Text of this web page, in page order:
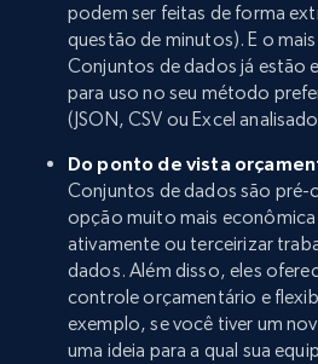
podem ser feitas de forma
questão de minutos). E o
Conjuntos de dados já estão
para uso no seu método
(JSON, CSV ou Excel
Do ponto de vista
Conjuntos de dados são pré-
opção muito mais
ativamente ou terceirizar
dados. Além disso, eles
controle orçamentário e
exemplo, se você tiver um
uma ideia para a qual sua